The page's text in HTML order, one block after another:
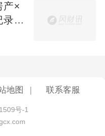
产×
录片
地图 联系客服
号-1